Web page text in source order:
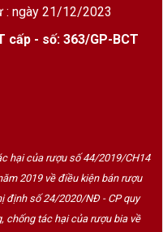
: ngày 21/12/2023
cấp - số: 363/GP-BCT
hại của rượu số 44/2019/CH14
2019 về điều kiện bán rượu
định số 24/2020/NĐ - CP quy
chống tác hại của rượu bia về